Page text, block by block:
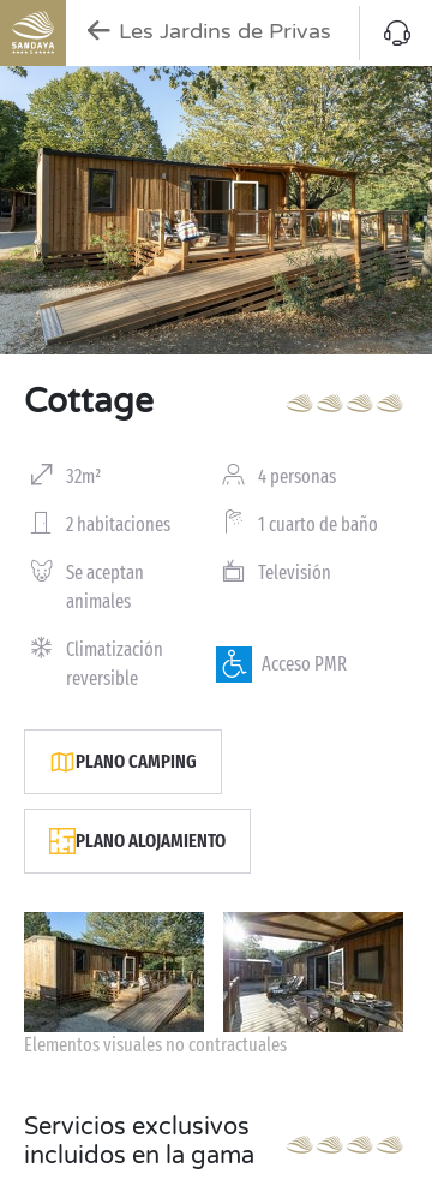
Les Jardins de Privas
Cottage
32m² 4 personas
2 habitaciones 1 cuarto de baño
Se aceptan
animales
Televisión
Climatización
reversible
Acceso PMR
PLANO CAMPING
PLANO ALOJAMIENTO
Elementos visuales no contractuales
Servicios exclusivos
incluidos en la gama